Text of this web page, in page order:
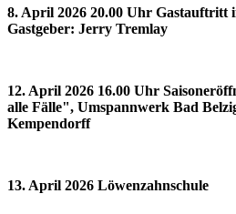
8. April 2026 20.00 Uhr Gastauftritt
Gastgeber: Jerry Tremlay
12. April 2026 16.00 Uhr
alle Fälle", Umspannwerk Bad
Kempendorff
13. April 2026 Löwenzahnschule